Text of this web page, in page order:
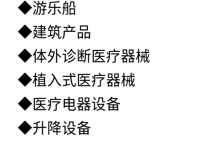
◆游乐船
◆建筑产品
◆体外诊断医疗器械
◆植入式医疗器械
◆医疗电器设备
◆升降设备